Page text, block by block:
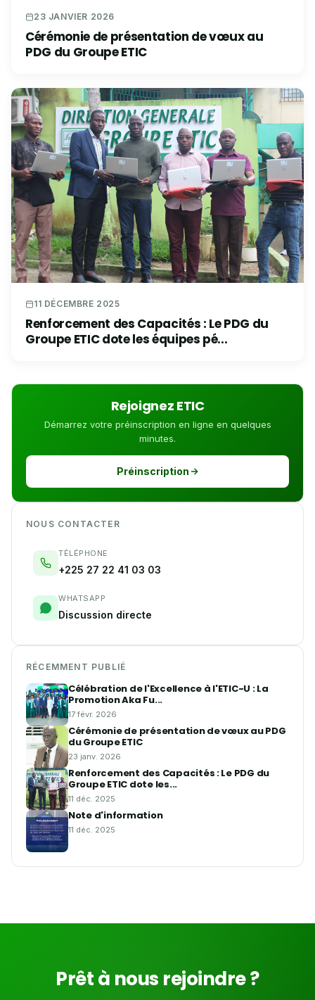
23 JANVIER 2026
Cérémonie de présentation de vœux au
PDG du Groupe ETIC
11 DÉCEMBRE 2025
Renforcement des Capacités : Le PDG du
Groupe ETIC dote les équipes pé...
Rejoignez ETIC
Démarrez votre préinscription en ligne en quelques
minutes.
Préinscription
NOUS CONTACTER
TÉLÉPHONE
+225 27 22 41 03 03
WHATSAPP
Discussion directe
RÉCEMMENT PUBLIÉ
Célébration de l'Excellence à l'ETIC-U : La
Promotion Aka Fu...
17 févr. 2026
Cérémonie de présentation de vœux au PDG
du Groupe ETIC
23 janv. 2026
Renforcement des Capacités : Le PDG du
Groupe ETIC dote les...
11 déc. 2025
Note d'information
11 déc. 2025
Prêt à nous rejoindre ?